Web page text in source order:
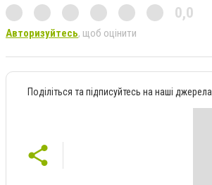
0,0
Авторизуйтесь, щоб оцінити
Поділіться та підписуйтесь на наші джерела